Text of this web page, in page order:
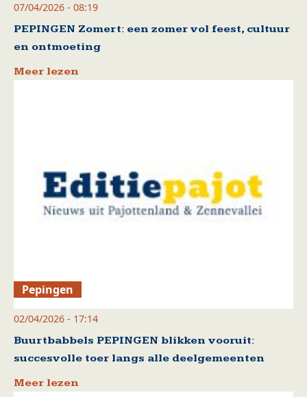
07/04/2026 - 08:19
PEPINGEN Zomert: een zomer vol feest, cultuur
en ontmoeting
Meer lezen
Pepingen
02/04/2026 - 17:14
Buurtbabbels PEPINGEN blikken vooruit:
succesvolle toer langs alle deelgemeenten
Meer lezen